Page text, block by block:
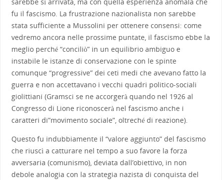
fu il fascismo. La frustrazione nazionalista non sarebbe
stata sufficiente a Mussolini per ottenere consensi: come
vedremo ancora nelle prossime puntate, il fascismo ebbe la
meglio perché “conciliò” in un equilibrio ambiguo e
instabile le istanze di conservazione con le spinte
comunque “progressive” dei ceti medi che avevano fatto la
guerra e non accettavano i vecchi quadri politico-sociali
giolittiani (Gramsci se ne accorgerà quando nel 1926 al
Congresso di Lione riconoscerà nel fascismo anche i
caratteri di”movimento sociale”, oltreché di reazione).
Questo fu indubbiamente il “valore aggiunto” del fascismo
che riuscì a catturare nel tempo a suo favore la forza
avversaria (comunismo), deviata dall’obiettivo, in non
debole analogia con la strategia nazista di conquista del